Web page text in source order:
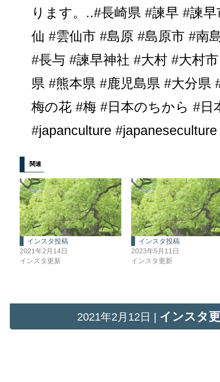
ります。..#長崎県 #諫早 #諫
仙 #雲仙市 #島原 #島原市 #南
#長与 #諫早神社 #大村 #大村
県 #熊本県 #鹿児島県 #大分県
梅の花 #梅 #日本のちから #日
#japanculture #japaneseculture
関連
インスタ投稿
2021年2月14日
インスタ更新
インスタ投稿
2023年5月11日
インスタ更新
2021年2月12日 | インスタ